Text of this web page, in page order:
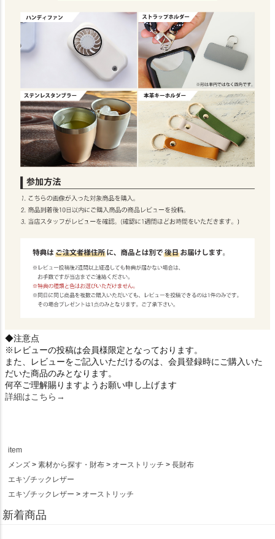
◆注意点
※レビューの投稿は会員様限定となっております。
また、レビューをご記入いただけるのは、会員登録時にご購入いた
だいた商品のみとなります。
何卒ご理解賜りますようお願い申し上げます
詳細はこちら→
item
メンズ
素材から探す・財布 オーストリッチ
長財布
エキゾチックレザー
エキゾチックレザー
オーストリッチ
新着商品